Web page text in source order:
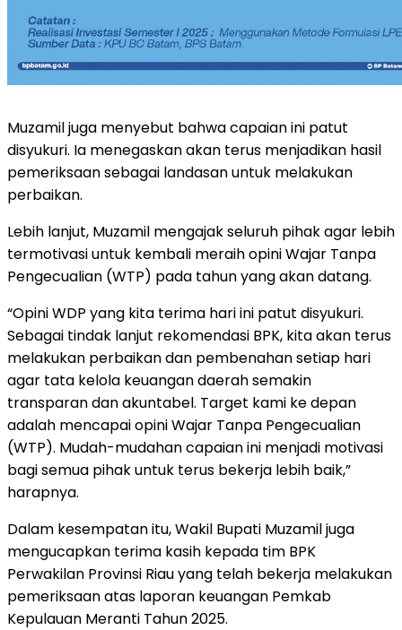
Muzamil juga menyebut bahwa capaian ini patut
disyukuri. Ia menegaskan akan terus menjadikan hasil
pemeriksaan sebagai landasan untuk melakukan
perbaikan.
Lebih lanjut, Muzamil mengajak seluruh pihak agar lebih
termotivasi untuk kembali meraih opini Wajar Tanpa
Pengecualian (WTP) pada tahun yang akan datang.
“Opini WDP yang kita terima hari ini patut disyukuri.
Sebagai tindak lanjut rekomendasi BPK, kita akan terus
melakukan perbaikan dan pembenahan setiap hari
agar tata kelola keuangan daerah semakin
transparan dan akuntabel. Target kami ke depan
adalah mencapai opini Wajar Tanpa Pengecualian
(WTP). Mudah-mudahan capaian ini menjadi motivasi
bagi semua pihak untuk terus bekerja lebih baik,”
harapnya.
Dalam kesempatan itu, Wakil Bupati Muzamil juga
mengucapkan terima kasih kepada tim BPK
Perwakilan Provinsi Riau yang telah bekerja melakukan
pemeriksaan atas laporan keuangan Pemkab
Kepulauan Meranti Tahun 2025.